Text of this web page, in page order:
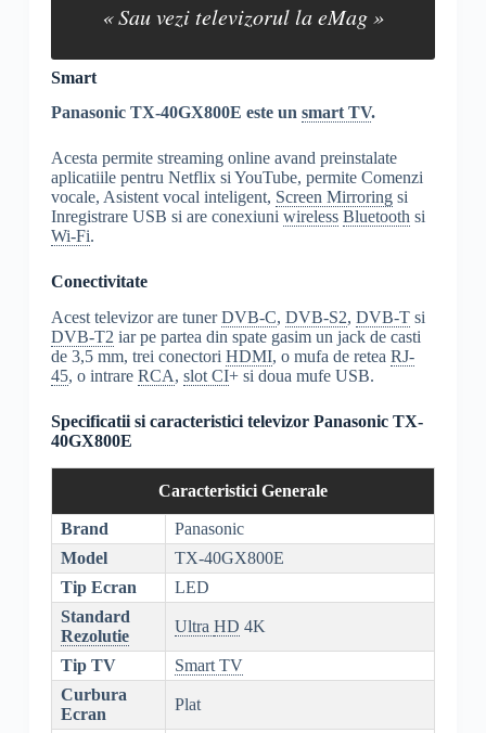
« Sau vezi televizorul la eMag »
Smart
Panasonic TX-40GX800E este un smart TV.
Acesta permite streaming online avand preinstalate
aplicatiile pentru Netflix si YouTube, permite Comenzi
vocale, Asistent vocal inteligent, Screen Mirroringsi
Inregistrare USB si are conexiuni wireless Bluetoothsi
Wi-Fi.
Conectivitate
Acest televizor are tunerDVB-C, DVB-S2, DVB-Tsi
DVB-T2 iar pe partea din spate gasim un jack de casti
de 3,5 mm, trei conectori HDMI, o mufa de retea RJ-
45, o intrare RCA, slot CI+ si doua mufe USB.
Specificatii si caracteristici televizor Panasonic TX-
40GX800E
Caracteristici Generale
Brand
Panasonic
Model
TX-40GX800E
Tip Ecran
LED
Standard
Rezolutie
Ultra HD 4K
Tip TV
Smart TV
Curbura
Ecran
Plat